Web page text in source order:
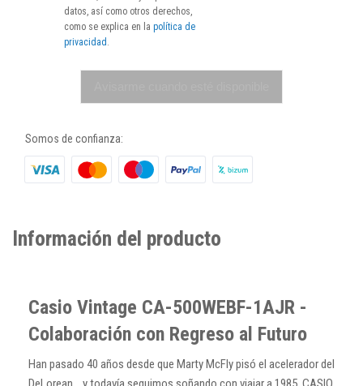
datos, así como otros derechos,
como se explica en la política de
privacidad .
Somos de confianza:
Información del producto
Casio Vintage CA-500WEBF-1AJR -
Colaboración con Regreso al Futuro
Han pasado 40 años desde que Marty McFly pisó el acelerador del